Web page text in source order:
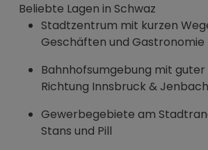
Beliebte Lagen in Schwaz
Stadtzentrum mit kurzen
Geschäften und Gastronomie
Bahnhofsumgebung mit guter
Richtung Innsbruck & Jenbach
Gewerbegebiete am
Stans und Pill